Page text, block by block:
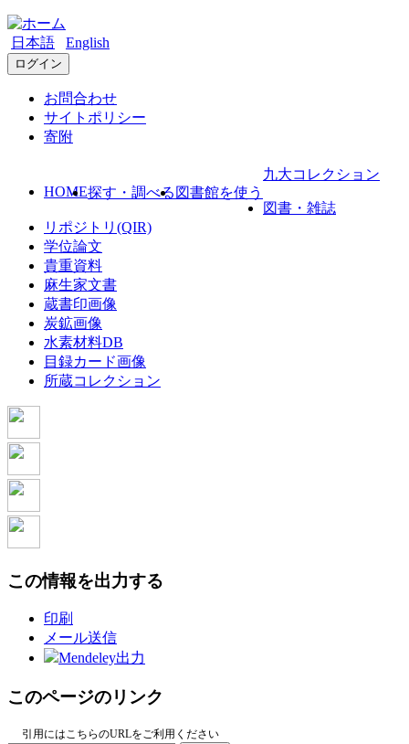
日本語 English
ログイン
お問合わせ
サイトポリシー
寄附
HOME探す・調べる 図書館を使う
九大コレクション
図書・雑誌
リポジトリ(QIR)
学位論文
貴重資料
麻生家文書
蔵書印画像
炭鉱画像
水素材料DB
目録カード画像
所蔵コレクション
この情報を出力する
印刷
メール送信
Mendeley出力
このページのリンク
引用にはこちらのURLをご利用ください